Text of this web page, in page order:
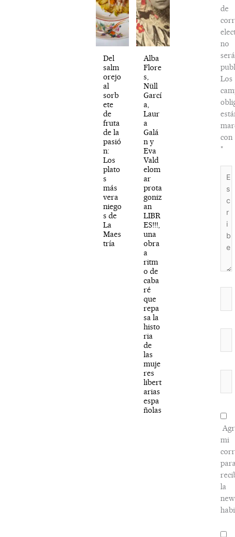
Del
salm
orejo
al
sorb
ete
de
fruta
de la
pasió
n:
Los
plato
s
más
vera
niego
s de
La
Maes
tría
Alba
Flore
s,
Nüll
Garcí
a,
Laur
a
Galá
n y
Eva
Vald
elom
ar
prota
goniz
an
LIBR
ES!!!,
una
obra
a
ritm
o de
caba
ré
que
repa
sa la
histo
ria
de
las
muje
res
libert
arias
espa
ñolas
de
no
será
Los
con
*
mi
para
la